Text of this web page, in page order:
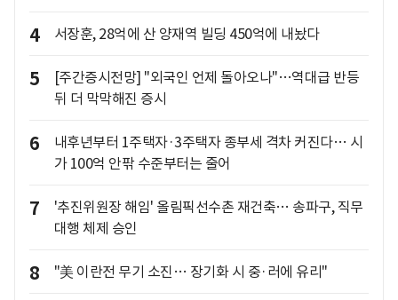
4 서장훈, 28억에 산 양재역 빌딩 450억에 내놨다
5
[주간증시전망] "외국인 언제 돌아오나"…역대급 반등
뒤 더 막막해진 증시
6
내후년부터 1주택자·3주택자 종부세 격차 커진다… 시
가 100억 안팎 수준부터는 줄어
7
'추진위원장 해임' 올림픽선수촌 재건축… 송파구, 직무
대행 체제 승인
8 "美 이란전 무기 소진… 장기화 시 중·러에 유리"